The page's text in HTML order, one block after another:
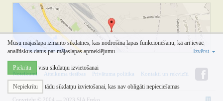
Mūsu mājaslapa izmanto sīkdatnes, kas nodrošina lapas funkcionēšanu, kā arī ievāc
analītiskus datus par mājaslapas apmeklējumu.
Izvērst
Piekrītu visu sīkdatņu izvietošanai
Nepiekrītu tādu sīkdatņu izvietošanai, kas nav obligāti nepieciešamas
Noteikumi Atteikuma tiesības Privātuma politika Kontakti un rekvizīti
Copyright © 2004 — 2023 SIA Freko